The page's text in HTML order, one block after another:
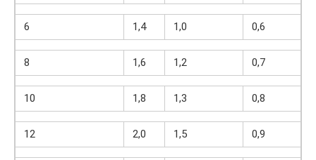
6 1,4 1,0 0,6
8 1,6 1,2 0,7
10 1,8 1,3 0,8
12 2,0 1,5 0,9